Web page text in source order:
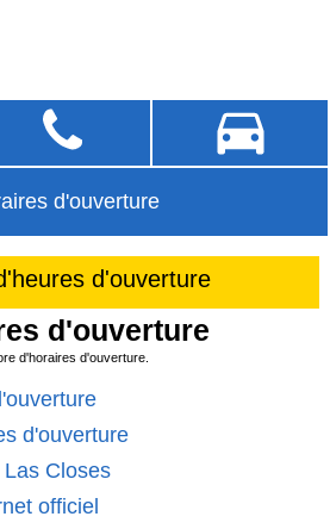
d'ouverture
d'ouverture
d'ouverture
d'horaires d'ouverture.
d'ouverture
Closes
officiel